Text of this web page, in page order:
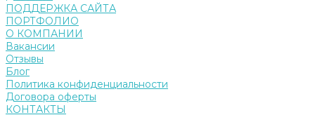
ПОДДЕРЖКА САЙТА
ПОРТФОЛИО
О КОМПАНИИ
Вакансии
Отзывы
Блог
Политика конфиденциальности
Договора оферты
КОНТАКТЫ